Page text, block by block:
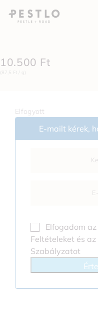
10.500 Ft
(87,5 Ft / g)
Elfogyott
E-mailt kérek,
Elfogadom az
Feltételeket és az
Szabályzatot